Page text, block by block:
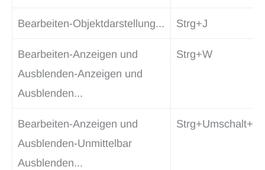
Bearbeiten-Objektdarstellung... Strg+J
Bearbeiten-Anzeigen und
Ausblenden-Anzeigen und
Ausblenden...
Strg+W
Bearbeiten-Anzeigen und
Ausblenden-Unmittelbar
Ausblenden...
Strg+Umschalt+I